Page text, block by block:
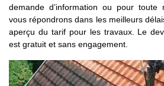
demande d’information ou pour
vous répondrons dans les meilleurs
aperçu du tarif pour les travaux. Le
est gratuit et sans engagement.